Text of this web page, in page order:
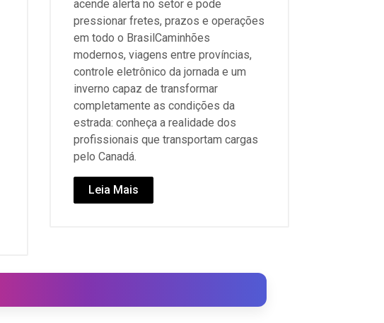
acende alerta no setor e pode
pressionar fretes, prazos e operações
em todo o BrasilCaminhões
modernos, viagens entre províncias,
controle eletrônico da jornada e um
inverno capaz de transformar
completamente as condições da
estrada: conheça a realidade dos
profissionais que transportam cargas
pelo Canadá.
Leia Mais